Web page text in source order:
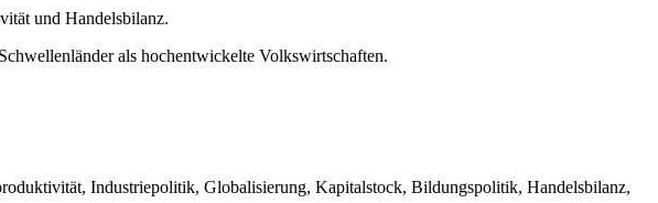
und Handelsbilanz.
als hochentwickelte Volkswirtschaften.
Industriepolitik, Globalisierung, Kapitalstock, Bildungspolitik, Handelsbilanz,